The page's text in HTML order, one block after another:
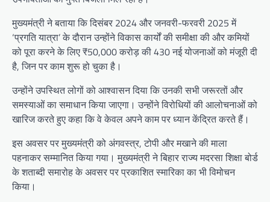
मुख्यमंत्री ने बताया कि दिसंबर 2024 और जनवरी-फरवरी 2025 में
‘प्रगति यात्रा’ के दौरान उन्होंने विकास कार्यों की समीक्षा की और कमियों
को पूरा करने के लिए ₹50,000 करोड़ की 430 नई योजनाओं को मंजूरी दी
है, जिन पर काम शुरू हो चुका है।
उन्होंने उपस्थित लोगों को आश्वासन दिया कि उनकी सभी जरूरतों और
समस्याओं का समाधान किया जाएगा। उन्होंने विरोधियों की आलोचनाओं को
खारिज करते हुए कहा कि वे केवल अपने काम पर ध्यान केंद्रित करते हैं।
इस अवसर पर मुख्यमंत्री को अंगवस्त्र, टोपी और मखाने की माला
पहनाकर सम्मानित किया गया। मुख्यमंत्री ने बिहार राज्य मदरसा शिक्षा बोर्ड
के शताब्दी समारोह के अवसर पर प्रकाशित स्मारिका का भी विमोचन
किया।